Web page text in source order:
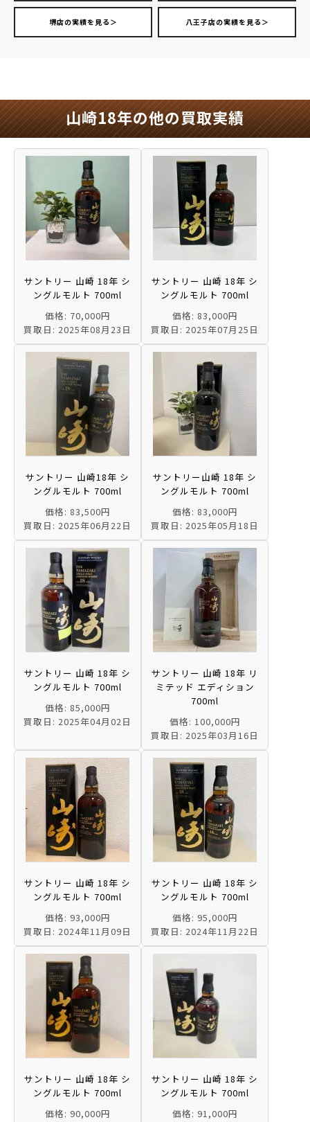
堺店の実績を見る＞ 八王子店の実績を見る＞
山崎18年の他の買取実績
サントリー 山崎 18年 シ
ングルモルト 700ml
価格: 70,000円
買取日: 2025年08月23日
サントリー 山崎 18年 シ
ングルモルト 700ml
価格: 83,000円
買取日: 2025年07月25日
サントリー 山崎18年 シ
ングルモルト 700ml
価格: 83,500円
買取日: 2025年06月22日
サントリー山崎 18年 シ
ングルモルト 700ml
価格: 83,000円
買取日: 2025年05月18日
サントリー 山崎 18年 シ
ングルモルト 700ml
価格: 85,000円
買取日: 2025年04月02日
サントリー 山崎 18年 リ
ミテッド エディション
700ml
価格: 100,000円
買取日: 2025年03月16日
サントリー 山崎 18年 シ
ングルモルト 700ml
価格: 93,000円
買取日: 2024年11月09日
サントリー 山崎 18年 シ
ングルモルト 700ml
価格: 95,000円
買取日: 2024年11月22日
サントリー 山崎 18年 シ
ングルモルト 700ml
価格: 90,000円
サントリー 山崎 18年 シ
ングルモルト 700ml
価格: 91,000円